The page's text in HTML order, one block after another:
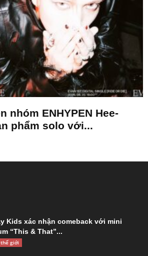
nhóm ENHYPEN Hee-
phẩm solo với...
Kids xác nhận comeback với mini
“This & That”...
giới